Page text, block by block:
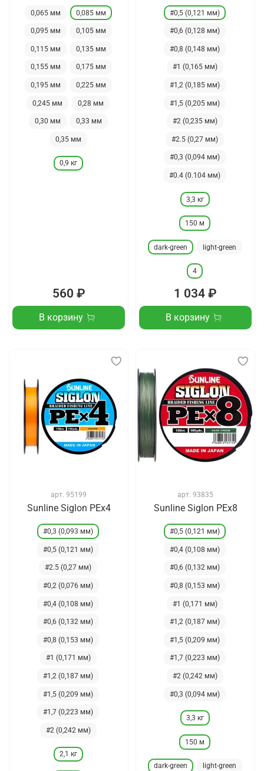
0,065 мм 0,085 мм
0,095 мм 0,105 мм
0,115 мм 0,135 мм
0,155 мм 0,175 мм
0,195 мм 0,225 мм
0,245 мм 0,28 мм
0,30 мм 0,33 мм
0,35 мм
0,9 кг
560 ₽
В корзину
#0,5 (0,121 мм)
#0,6 (0,128 мм)
#0,8 (0,148 мм)
#1 (0,165 мм)
#1,2 (0,185 мм)
#1,5 (0,205 мм)
#2 (0,235 мм)
#2.5 (0,27 мм)
#0,3 (0,094 мм)
#0.4 (0.104 мм)
3,3 кг
150 м
dark-green light-green
4
1 034 ₽
В корзину
арт. 95199
Sunline Siglon PEx4
#0,3 (0,093 мм)
#0,5 (0,121 мм)
#2.5 (0,27 мм)
#0,2 (0,076 мм)
#0,4 (0,108 мм)
#0,6 (0,132 мм)
#0,8 (0,153 мм)
#1 (0,171 мм)
#1,2 (0,187 мм)
#1,5 (0,209 мм)
#1,7 (0,223 мм)
#2 (0,242 мм)
2,1 кг
арт. 93835
Sunline Siglon PEx8
#0,5 (0,121 мм)
#0,4 (0,108 мм)
#0,6 (0,132 мм)
#0,8 (0,153 мм)
#1 (0,171 мм)
#1,2 (0,187 мм)
#1,5 (0,209 мм)
#1,7 (0,223 мм)
#2 (0,242 мм)
#0,3 (0,094 мм)
3,3 кг
150 м
dark-green light-green